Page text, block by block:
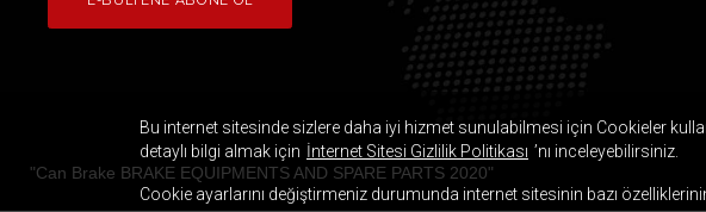
"Can Brake BRAKE EQUIPMENTS AND SPARE PARTS 2020"
Bu internet sitesinde sizlere daha iyi hizmet sunulabilmesi için Cookieler
detaylı bilgi almak için İnternet Sitesi Gizlilik Politikası ’nı inceleyebilirsiniz.
Cookie ayarlarını değiştirmeniz durumunda internet sitesinin bazı